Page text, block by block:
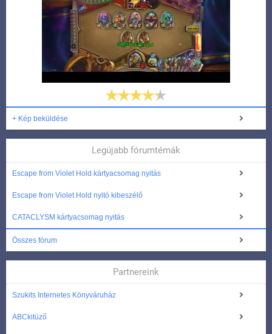
+ Kép beküldése
Legújabb fórumtémák
Escape from Violet Hold kártyacsomag nyitás
Escape from Violet Hold nyitó kibeszélő
CATACLYSM kártyacsomag nyitás
Összes fórum
Partnereink
Szukits Internetes Könyváruház
ABCkitüző